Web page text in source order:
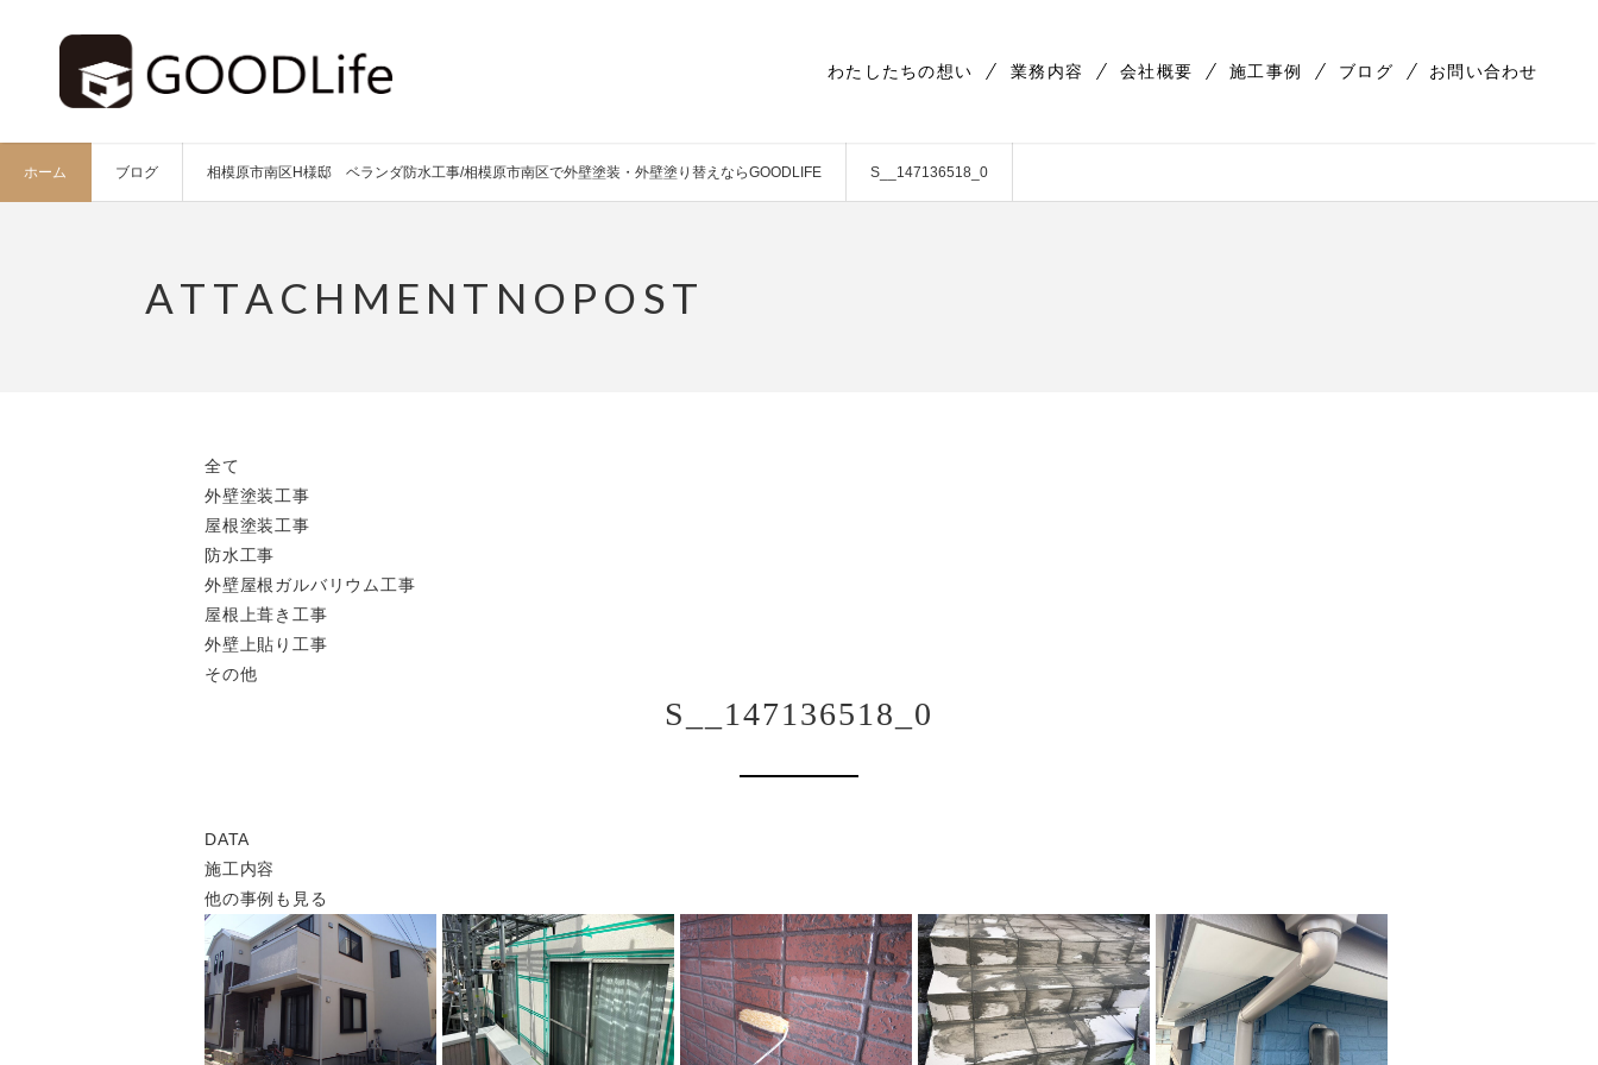
わたしたちの想い 業務内容 会社概要 施工事例 ブログ お問い合わせ
ホーム ブログ 相模原市南区H様邸 ベランダ防水工事/相模原市南区で外壁塗装・外壁塗り替えならGOODLIFE S__147136518_0
全て
外壁塗装工事
屋根塗装工事
防水工事
外壁屋根ガルバリウム工事
屋根上葺き工事
外壁上貼り工事
その他
S__147136518_0
DATA
施工内容
他の事例も見る